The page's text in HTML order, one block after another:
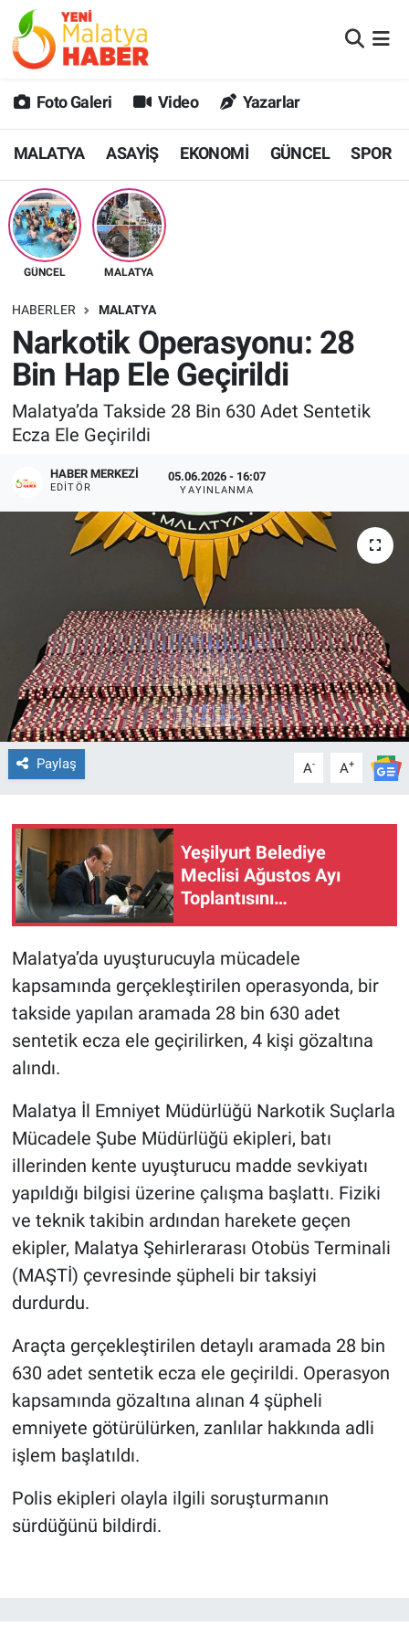
Foto Galeri Video Yazarlar
MALATYA ASAYİŞ EKONOMİ GÜNCEL SPOR
GÜNCEL MALATYA
HABERLER MALATYA
Narkotik Operasyonu: 28
Bin Hap Ele Geçirildi
Malatya’da Takside 28 Bin 630 Adet Sentetik
Ecza Ele Geçirildi
HABER MERKEZI
EDITÖR
05.06.2026 - 16:07
YAYINLANMA
Paylaş A- A+
Yeşilyurt Belediye
Meclisi Ağustos Ayı
Toplantısını
Gerçekleştirdi
Malatya’da uyuşturucuyla mücadele
kapsamında gerçekleştirilen operasyonda, bir
takside yapılan aramada 28 bin 630 adet
sentetik ecza ele geçirilirken, 4 kişi gözaltına
alındı.
Malatya İl Emniyet Müdürlüğü Narkotik Suçlarla
Mücadele Şube Müdürlüğü ekipleri, batı
illerinden kente uyuşturucu madde sevkiyatı
yapıldığı bilgisi üzerine çalışma başlattı. Fiziki
ve teknik takibin ardından harekete geçen
ekipler, Malatya Şehirlerarası Otobüs Terminali
(MAŞTİ) çevresinde şüpheli bir taksiyi
durdurdu.
Araçta gerçekleştirilen detaylı aramada 28 bin
630 adet sentetik ecza ele geçirildi. Operasyon
kapsamında gözaltına alınan 4 şüpheli
emniyete götürülürken, zanlılar hakkında adli
işlem başlatıldı.
Polis ekipleri olayla ilgili soruşturmanın
sürdüğünü bildirdi.
MALATYA
GÜNCEL
SPOR
SAĞLIK
DİĞER
EKONOMİ
Malatya Nöbetçi Eczaneler
MALATYA Namaz Vakitleri
Malatya Trafik Yoğunluk Haritası
Süper Lig Puan Durumu ve Fikstür
Tüm Manşetler
Son Dakika Haberleri
Haber Arşivi